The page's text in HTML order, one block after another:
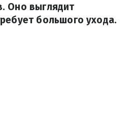
Оно выглядит
большого ухода.